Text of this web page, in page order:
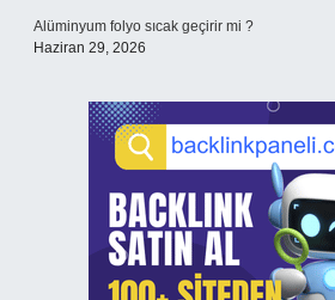
Alüminyum folyo sıcak geçirir mi ?
Haziran 29, 2026